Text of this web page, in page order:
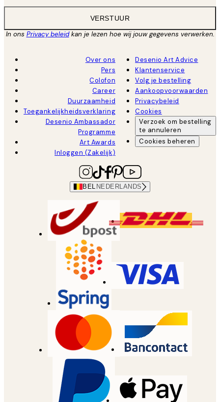
VERSTUUR
In ons Privacy beleidkan je lezen hoe wij jouw gegevens verwerken.
Over ons
Pers
Colofon
Career
Duurzaamheid
Toegankelijkheidsverklaring
Desenio Ambassador
Programme
Art Awards
Inloggen (Zakelijk)
Desenio Art Advice
Klantenservice
Volg je bestelling
Aankoopvoorwaarden
Privacybeleid
Cookies
Verzoek om bestelling
te annuleren
Cookies beheren
BEL NEDERLANDS